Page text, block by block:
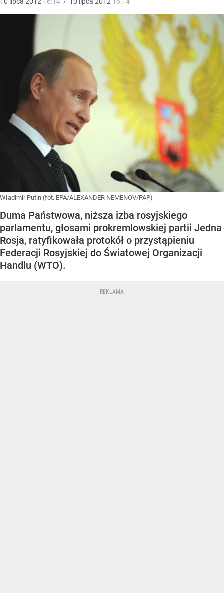
Władimir Putin (fot. EPA/ALEXANDER NEMENOV/PAP)
Duma Państwowa, niższa izba rosyjskiego
parlamentu, głosami prokremlowskiej partii Jedna
Rosja, ratyfikowała protokół o przystąpieniu
Federacji Rosyjskiej do Światowej Organizacji
Handlu (WTO).